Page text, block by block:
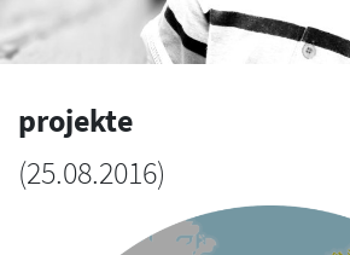
projekte
(25.08.2016)